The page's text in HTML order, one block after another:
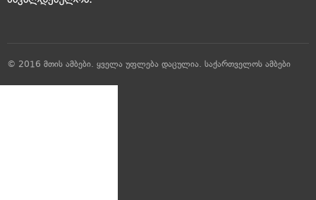
© 2016 მთის ამბები. ყველა უფლება დაცულია. საქართველოს ამბები